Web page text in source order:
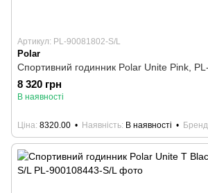
Артикул: PL-90081802-S/L
Polar
Спортивний годинник Polar Unite Pink,
8 320 грн
В наявності
Ціна 8320.00 Наявність В наявності Бренд